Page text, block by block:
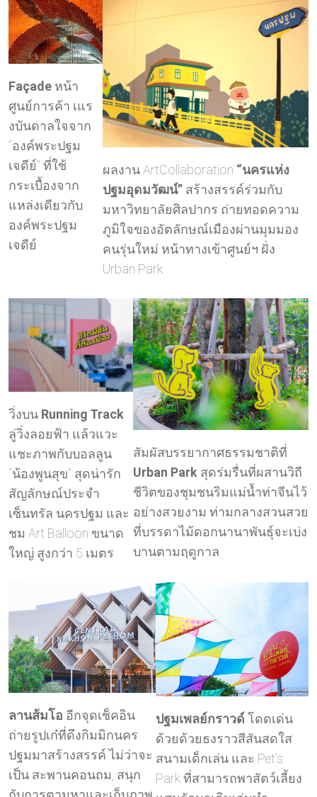
Façade หน้า
ศูนย์การค้า เแร
งบันดาลใจจาก
“องค์พระปฐม
เจดีย์” ที่ใช้
กระเบื้องจาก
แหล่งเดียวกับ
องค์พระปฐม
เจดีย์
ผลงาน ArtCollaboration “นครแห่ง
ปฐมอุดมวัฒน์” สร้างสรรค์ร่วมกับ
มหาวิทยาลัยศิลปากร ถ่ายทอดความ
ภูมิใจของอัตลักษณ์เมืองผ่านมุมมอง
คนรุ่นใหม่ หน้าทางเข้าศูนย์ฯ ฝั่ง
Urban Park
วิ่งบน Running Track
ลู่วิ่งลอยฟ้า แล้วแวะ
แชะภาพกับบอลลูน
“น้องพูนสุข” สุดน่ารัก
สัญลักษณ์ประจำ
เซ็นทรัล นครปฐม และ
ชม Art Balloon ขนาด
ใหญ่ สูงกว่า 5 เมตร
สัมผัสบรรยากาศธรรมชาติที่
Urban Park สุดร่มรื่นที่ผสานวิถี
ชีวิตของชุมชนริมแม่น้ำท่าจีนไว้
อย่างสวยงาม ท่ามกลางสวนสวย
ที่บรรดาไม้ดอกนานาพันธุ์จะเบ่ง
บานตามฤดูกาล
ลานส้มโอ อีกจุดเช็คอิน
ถ่ายรูปเก๋ที่ดึงกิมมิกนคร
ปฐมมาสร้างสรรค์ ไม่ว่าจะ
เป็น สะพานคอนถม, สนุก
ปฐมเพลย์กราวด์โดดเด่น
ด้วยด้วยธงราวสีสันสดใส
สนามเด็กเล่น และ Pet’s
Park ที่สามารถพาสัตว์เลี้ยง